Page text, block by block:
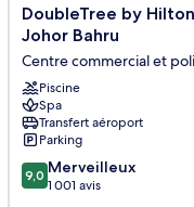
DoubleTree
by
Hotel
Johor
Bahru
Centre
commercial
et
politique
DoubleTree by
Johor Bahru
Centre commercial et
Piscine
Spa
Transfert aéroport
Parking
9.0
sur
9,0 Merveilleux
1 001 avis